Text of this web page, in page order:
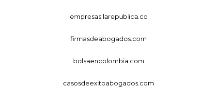
empresas.larepublica.co
firmasdeabogados.com
bolsaencolombia.com
casosdeexitoabogados.com